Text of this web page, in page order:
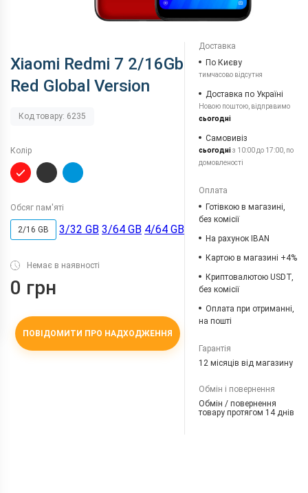
Xiaomi Redmi 7 2/16Gb
Red Global Version
Код товару: 6235
Колір
Обсяг пам'яті
2/16 GB 3/32 GB 3/64 GB 4/64 GB
Немає в наявності
0 грн
ПОВІДОМИТИ ПРО НАДХОДЖЕННЯ
Доставка
По Києву
тимчасово відсутня
Доставка по Україні
Новою поштою, відправимо
сьогодні
Самовивіз
сьогодніз 10:00 до 17:00, по
домовленості
Оплата
Готівкою в магазині,
без комісії
На рахунок IBAN
Картою в магазині +4%
Криптовалютою USDT,
без комісії
Оплата при отриманні,
на пошті
Гарантія
12 місяців від магазину
Обмін і повернення
Обмін / повернення
товару протягом 14 днів